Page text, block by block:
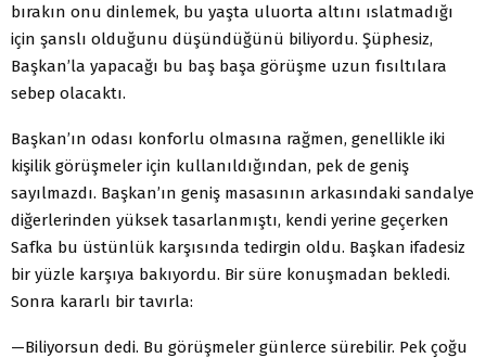
bırakın onu dinlemek, bu yaşta uluorta altını ıslatmadığı
için şanslı olduğunu düşündüğünü biliyordu. Şüphesiz,
Başkan’la yapacağı bu baş başa görüşme uzun fısıltılara
sebep olacaktı.
Başkan’ın odası konforlu olmasına rağmen, genellikle iki
kişilik görüşmeler için kullanıldığından, pek de geniş
sayılmazdı. Başkan’ın geniş masasının arkasındaki sandalye
diğerlerinden yüksek tasarlanmıştı, kendi yerine geçerken
Safka bu üstünlük karşısında tedirgin oldu. Başkan ifadesiz
bir yüzle karşıya bakıyordu. Bir süre konuşmadan bekledi.
Sonra kararlı bir tavırla:
—Biliyorsun dedi. Bu görüşmeler günlerce sürebilir. Pek çoğu